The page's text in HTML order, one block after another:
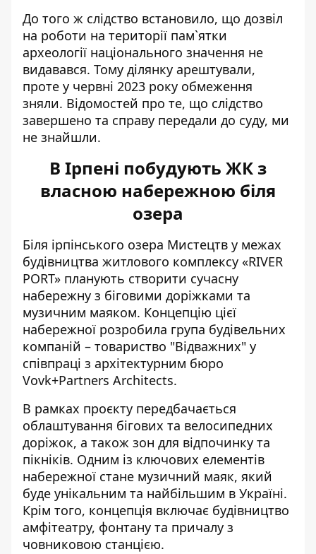
До того ж слідство встановило, що дозвіл
на роботи на території пам`ятки
археології національного значення не
видавався. Тому ділянку арештували,
проте у червні 2023 року обмеження
зняли. Відомостей про те, що слідство
завершено та справу передали до суду, ми
не знайшли.
В Ірпені побудують ЖК з
власною набережною біля
озера
Біля ірпінського озера Мистецтв у межах
будівництва житлового комплексу «RIVER
PORT» планують створити сучасну
набережну з біговими доріжками та
музичним маяком. Концепцію цієї
набережної розробила група будівельних
компаній – товариство "Відважних" у
співпраці з архітектурним бюро
Vovk+Partners Architects.
В рамках проєкту передбачається
облаштування бігових та велосипедних
доріжок, а також зон для відпочинку та
пікніків. Одним із ключових елементів
набережної стане музичний маяк, який
буде унікальним та найбільшим в Україні.
Крім того, концепція включає будівництво
амфітеатру, фонтану та причалу з
човниковою станцією.